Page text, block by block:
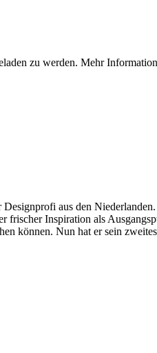
zu werden. Mehr
aus den
frischer Inspiration als
können. Nun hat er sein